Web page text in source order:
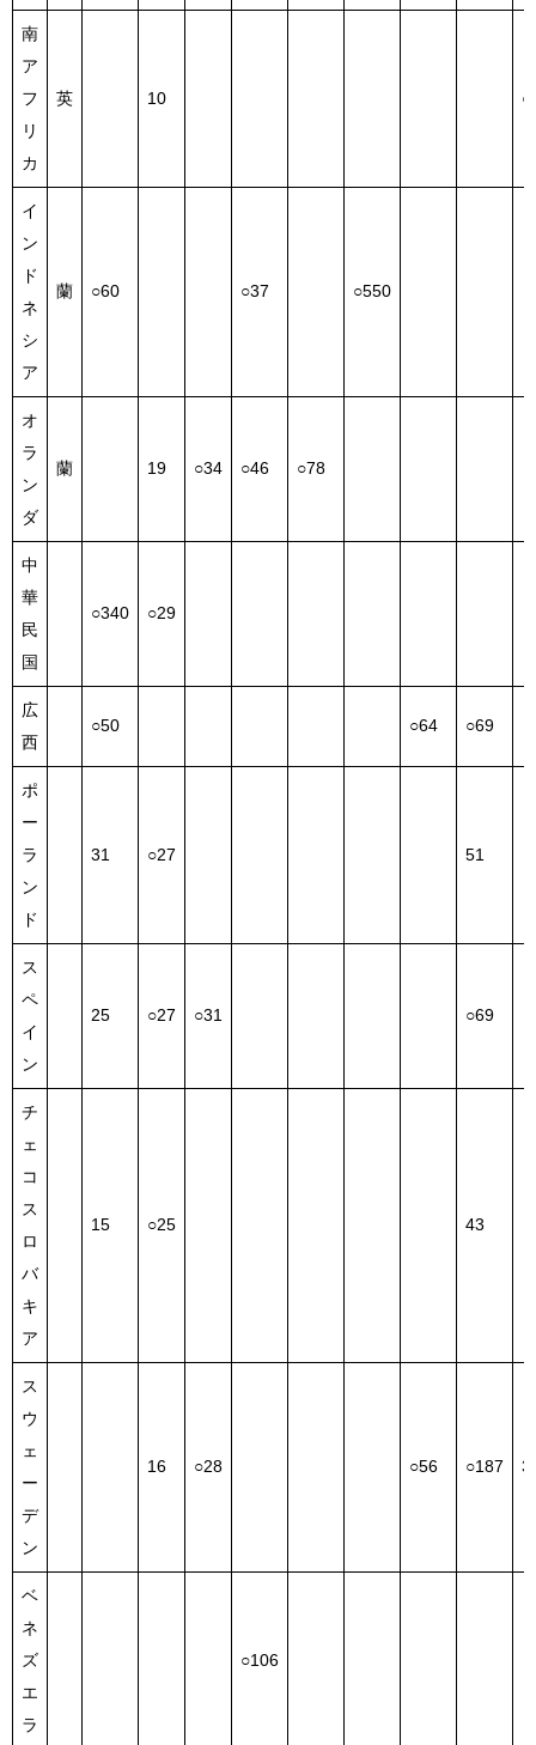
南
ア
フ
リ
カ
英 10
イ
ン
ド
ネ
シ
ア
蘭 ○60 ○37 ○550
オ
ラ
ン
ダ
蘭 19 ○34 ○46 ○78
中
華
民
国
○340 ○29
広
西
○50 ○64 ○69
ポ
ー
ラ
ン
ド
31 ○27 51
ス
ペ
イ
ン
25 ○27 ○31 ○69
チ
ェ
コ
ス
ロ
バ
キ
ア
15 ○25 43
ス
ウ
ェ
ー
デ
ン
16 ○28 ○56 ○187
ベ
ネ
ズ
エ
ラ
○106